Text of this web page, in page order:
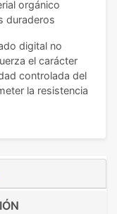
orgánico
duraderos
digital no
el carácter
controlada del
la resistencia